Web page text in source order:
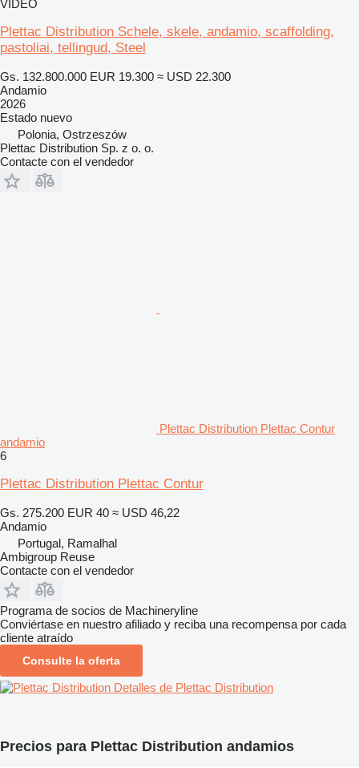
VÍDEO
Plettac Distribution Schele, skele, andamio, scaffolding,
pastoliai, tellingud, Steel
Gs. 132.800.000 EUR 19.300 ≈ USD 22.300
Andamio
2026
Estado nuevo
Polonia, Ostrzeszów
Plettac Distribution Sp. z o. o.
Contacte con el vendedor
Plettac Distribution Plettac Contur
andamio
6
Plettac Distribution Plettac Contur
Gs. 275.200 EUR 40 ≈ USD 46,22
Andamio
Portugal, Ramalhal
Ambigroup Reuse
Contacte con el vendedor
Programa de socios de Machineryline
Conviértase en nuestro afiliado y reciba una recompensa por cada
cliente atraído
Consulte la oferta
Detalles de Plettac Distribution
Precios para Plettac Distribution andamios